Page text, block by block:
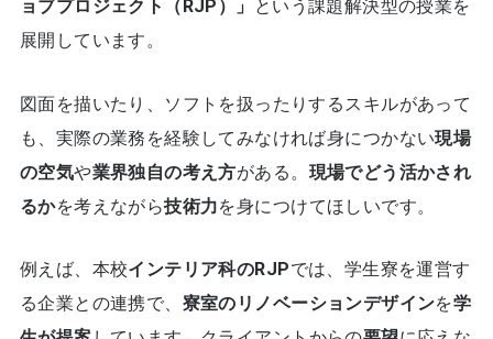
ョブプロジェクト（RJP）」 という課題解決型の授業を
展開しています。
図面を描いたり、ソフトを扱ったりするスキルがあって
も、実際の業務を経験してみなければ身につかない現場
の空気や業界独自の考え方がある。 現場でどう活かされ
るかを考えながら技術力を身につけてほしいです。
例えば、本校インテリア科のRJPでは、学生寮を運営す
る企業との連携で、 寮室のリノベーションデザインを学